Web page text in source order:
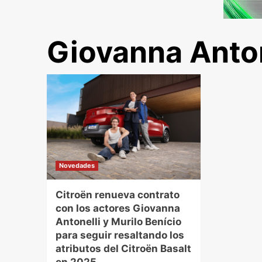
Giovanna
Novedades
Citroën renueva contrato
con los actores Giovanna
Antonelli y Murilo Benício
para seguir resaltando los
atributos del Citroën Basalt